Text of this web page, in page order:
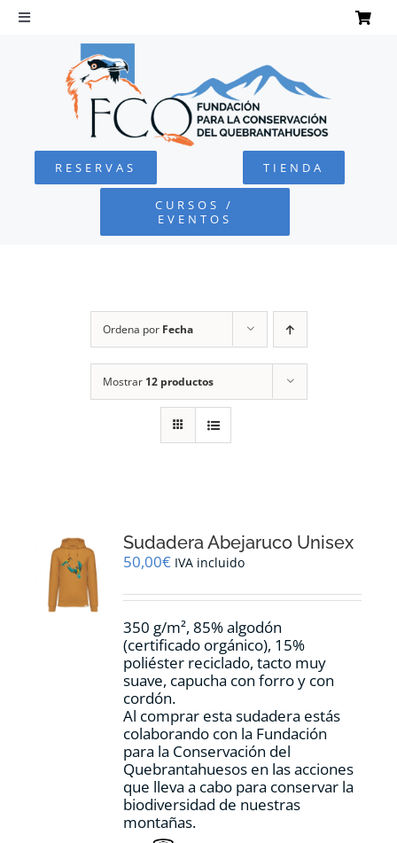
Saltar
Toggle
Navigation
QUEBRANTAHUESOS
FUNDACIÓN
CARRITO
RESERVAS TIENDA
CURSOS /
EVENTOS
Ordena por Fecha
Mostrar 12 productos
Sudadera Abejaruco Unisex
50,00€ IVA incluido
350 g/m², 85% algodón
(certificado orgánico), 15%
poliéster reciclado, tacto muy
suave, capucha con forro y con
cordón.
Al comprar esta sudadera estás
colaborando con la Fundación
para la Conservación del
Quebrantahuesos en las acciones
que lleva a cabo para conservar la
biodiversidad de nuestras
montañas.